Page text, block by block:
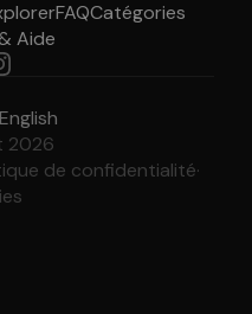
FAQCatégories
Aide
English
2026
de confidentialité·